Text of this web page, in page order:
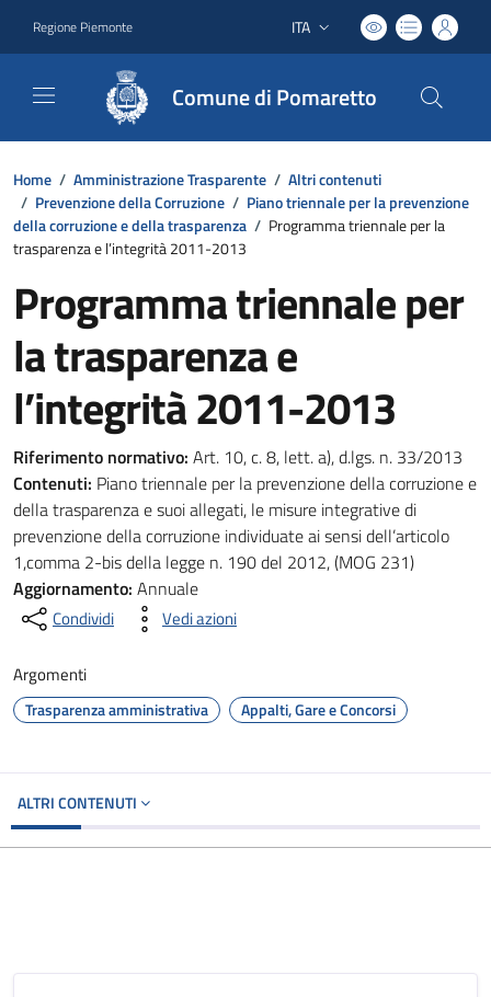
Regione Piemonte Lingua attiva:
ITA
Comune di Pomaretto
Home / Amministrazione Trasparente / Altri contenuti
/ Prevenzione della Corruzione / Piano triennale per la prevenzione
della corruzione e della trasparenza / Programma triennale per la
trasparenza e l’integrità 2011-2013
Programma triennale per
la trasparenza e
l’integrità 2011-2013
Riferimento normativo: Art. 10, c. 8, lett. a), d.lgs. n. 33/2013
Contenuti: Piano triennale per la prevenzione della corruzione e
della trasparenza e suoi allegati, le misure integrative di
prevenzione della corruzione individuate ai sensi dell’articolo
1,comma 2-bis della legge n. 190 del 2012, (MOG 231)
Aggiornamento: Annuale
Condividi Vedi azioni
Argomenti
Trasparenza amministrativa Appalti, Gare e Concorsi
ALTRI CONTENUTI